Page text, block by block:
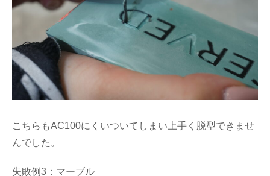
こちらもAC100にくいついてしまい上手く脱型できませ
んでした。
失敗例3：マーブル